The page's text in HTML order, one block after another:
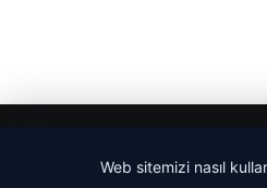
Web sitemizi nasıl